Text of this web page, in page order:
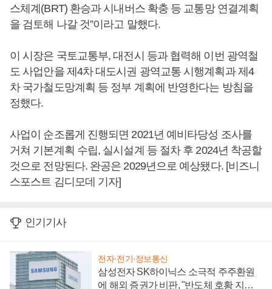
스체계(BRT) 환승과 시내버스 확충 등 교통망 연결계획
을 검토해 나갈 것”이라고 말했다.
이 시장은 국토교통부, 대전시 등과 협력해 이번 광역철
도 사업안을 제4차 대도시권 광역교통 시행계획과 제4
차 국가철도망계획 등 정부 계획에 반영한다는 방침을
정했다.
사업이 순조롭게 진행되면 2021년 예비타당성 조사를
거쳐 기본계획 수립, 실시설계 등 절차 후 2024년 착공할
것으로 전망된다. 완공은 2029년으로 예상됐다. [비즈니
스포스트 김디모데 기자]
인기기사
전자·전기·정보통신
삼성전자 SK하이닉스 소극적 주주환원
에 해외 증권가 비판, "반도체 호황 지속